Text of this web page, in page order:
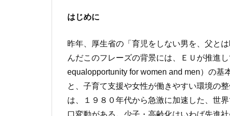
はじめに
昨年、厚生省の「育児をしない男を、父と
んだこのフレーズの背景には、ＥＵが推進
equalopportunity for women and men）の基
と、子育て支援や女性が働きやすい環境の
は、１９８０年代から急激に加速した、世